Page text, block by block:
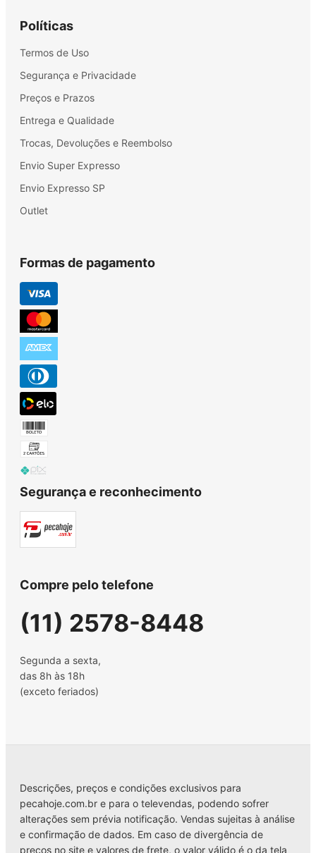
Políticas
Termos de Uso
Segurança e Privacidade
Preços e Prazos
Entrega e Qualidade
Trocas, Devoluções e Reembolso
Envio Super Expresso
Envio Expresso SP
Outlet
Formas de pagamento
Segurança e reconhecimento
Compre pelo telefone
(11) 2578-8448
Segunda a sexta,
das 8h às 18h
(exceto feriados)
Descrições, preços e condições exclusivos para
pecahoje.com.br e para o televendas, podendo sofrer
alterações sem prévia notificação. Vendas sujeitas à análise
e confirmação de dados. Em caso de divergência de
preços no site e valores de frete, o valor válido é o da tela